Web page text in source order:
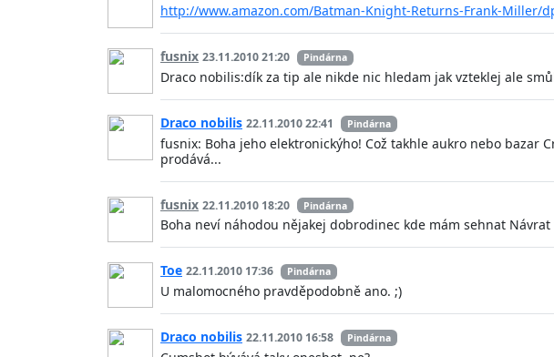
http://www.amazon.com/Batman-Knight-Returns-Frank-Miller/
fusnix 23.11.2010 21:20 Pindárna
Draco nobilis:dík za tip ale nikde nic hledam jak vzteklej ale
Draco nobilis 22.11.2010 22:41 Pindárna
fusnix: Boha jeho elektronickýho! Což takhle aukro nebo bazar
prodává...
fusnix 22.11.2010 18:20 Pindárna
Boha neví náhodou nějakej dobrodinec kde mám sehnat
Toe 22.11.2010 17:36 Pindárna
U malomocného pravděpodobně ano. ;)
Draco nobilis 22.11.2010 16:58 Pindárna